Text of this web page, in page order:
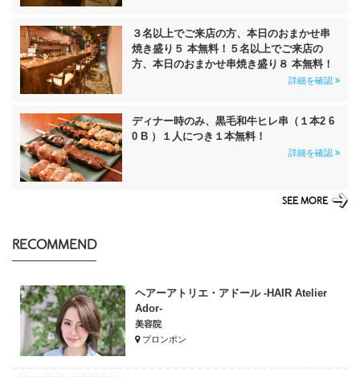
３名以上でご来店の方、本日のおまかせ串
焼き盛り５ 本無料！５名以上でご来店の
方、本日のおまかせ串焼き盛り８ 本無料！
詳細を確認
ディナー時のみ、黒毛和牛ヒレ串（１本2 6
0 B ）１人につき１本無料！
詳細を確認
SEE MORE
RECOMMEND
ヘアーアトリエ・アドール -HAIR Atelier
Ador-
美容院
プロンポン